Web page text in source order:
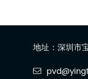
地址：深圳市